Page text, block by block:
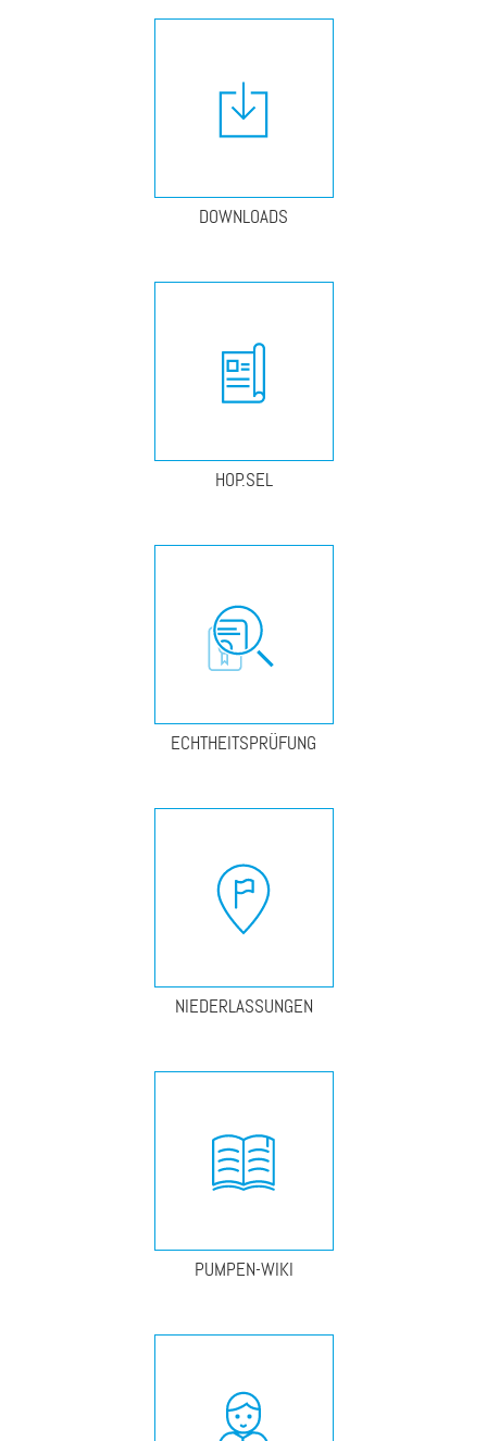
DOWNLOADS
HOP.SEL
ECHTHEITSPRÜFUNG
NIEDERLASSUNGEN
PUMPEN-WIKI